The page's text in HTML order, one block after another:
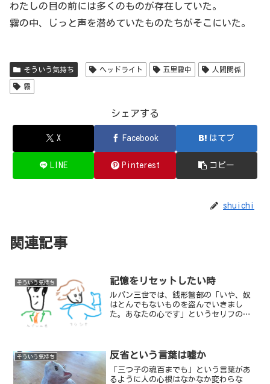
わたしの目の前には多くのものが存在していた。
霧の中、じっと声を潜めていたものたちがそこにいた。
そういう気持ち ヘッドライト 五里霧中 人間関係
霧
シェアする
X Facebook はてブ
LINE Pinterest コピー
shuichi
関連記事
そういう気持ち 記憶をリセットしたい時
ルパン三世では、銭形警部の「いや、奴
はとんでもないものを盗んでいきまし
た。あなたの心です」というセリフの箇
そう、これだよこれ！」となる。
そういう気持ち 反省という言葉は嘘か
「三つ子の魂百までも」という言葉があ
るように人の心根はなかなか変わらな